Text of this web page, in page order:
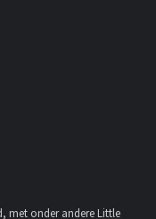
met onder andere Little